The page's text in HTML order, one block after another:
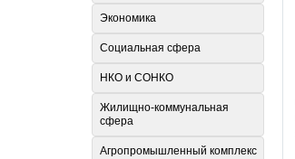
Экономика
Социальная сфера
НКО и СОНКО
Жилищно-коммунальная
сфера
Агропромышленный комплекс